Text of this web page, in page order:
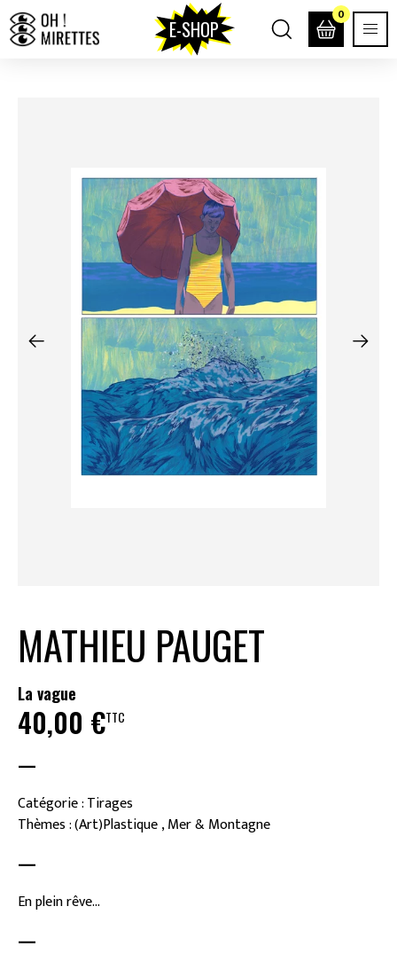
E-SHOP
0
MATHIEU PAUGET
La vague
40,00 €TTC
—
Catégorie : Tirages
Thèmes : (Art)Plastique , Mer & Montagne
—
En plein rêve...
—